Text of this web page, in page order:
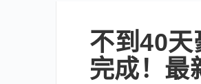
不到40天
完成！最